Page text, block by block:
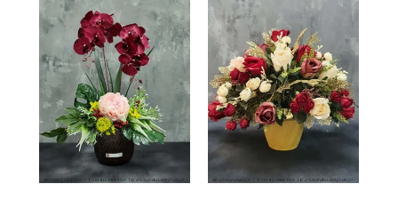
price
was:
Rp2.069.000.
price
is:
Rp1.899.000.